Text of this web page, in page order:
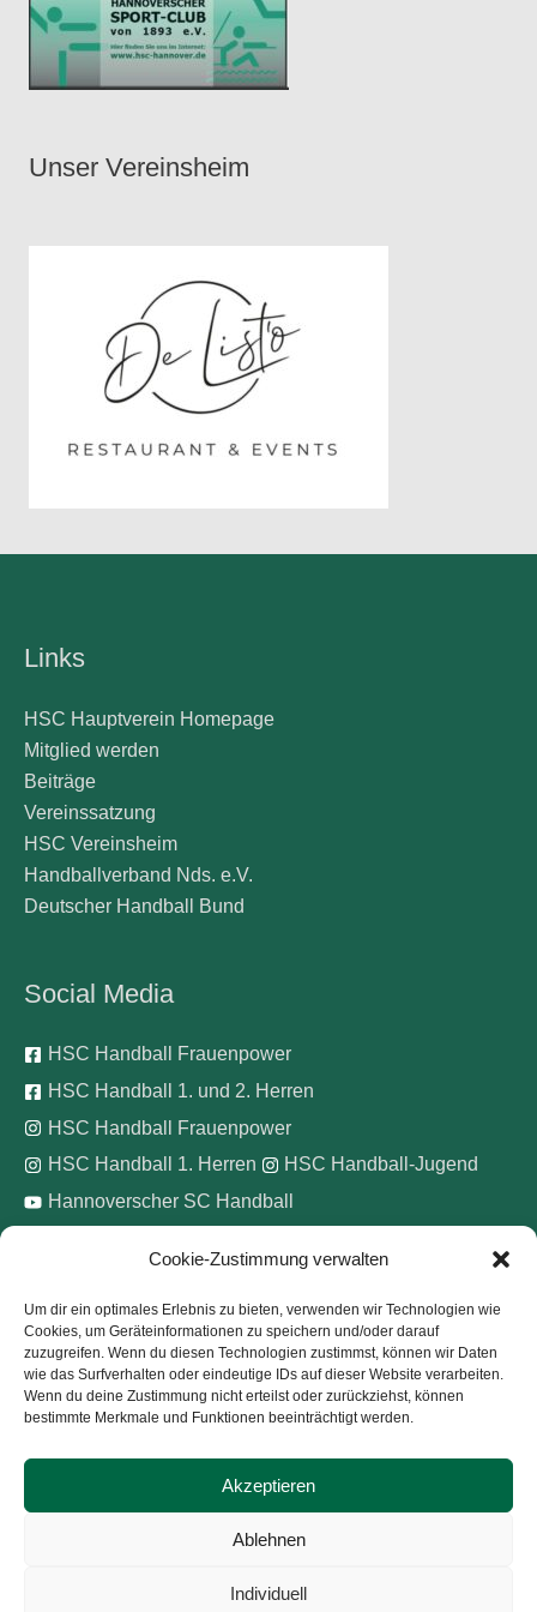
Cookie-Zustimmung verwalten
Um dir ein optimales Erlebnis zu bieten, verwenden wir Technologien wie
Cookies, um Geräteinformationen zu speichern und/oder darauf
zuzugreifen. Wenn du diesen Technologien zustimmst, können wir Daten
wie das Surfverhalten oder eindeutige IDs auf dieser Website verarbeiten.
Wenn du deine Zustimmung nicht erteilst oder zurückziehst, können
bestimmte Merkmale und Funktionen beeinträchtigt werden.
Akzeptieren
Ablehnen
Individuell
Unser Vereinsheim
Links
HSC Hauptverein Homepage
Mitglied werden
Beiträge
Vereinssatzung
HSC Vereinsheim
Handballverband Nds. e.V.
Deutscher Handball Bund
Social Media
HSC Handball Frauenpower
HSC Handball 1. und 2. Herren
HSC Handball Frauenpower
HSC Handball 1. Herren
HSC Handball-Jugend
Hannoverscher SC Handball
Pinke Zitronen e.V.
Copyright © 2026Hannoverscher Sport-Club von 1893
e.V.
Impressum